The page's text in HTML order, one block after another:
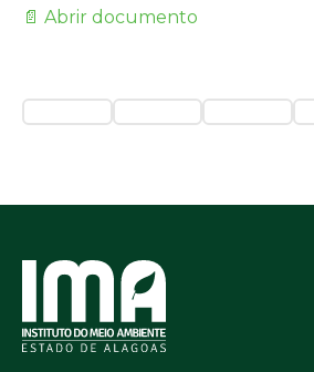
📄 Abrir documento